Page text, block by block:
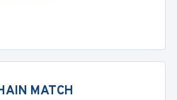
MATCH